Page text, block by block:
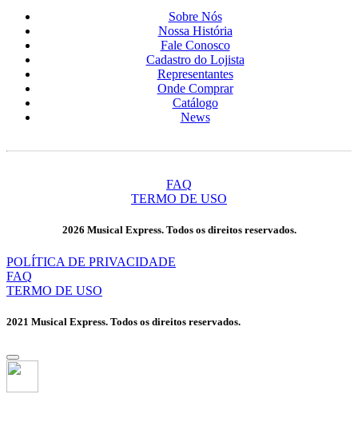
Sobre Nós
Nossa História
Fale Conosco
Cadastro do Lojista
Representantes
Onde Comprar
Catálogo
News
FAQ
TERMO DE USO
2026 Musical Express. Todos os direitos reservados.
POLÍTICA DE PRIVACIDADE
FAQ
TERMO DE USO
2021 Musical Express. Todos os direitos reservados.